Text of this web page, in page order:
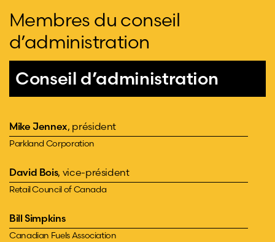
Membres du conseil
d’administration
Conseil d’administration
Mike Jennex, président
Parkland Corporation
David Bois, vice-président
Retail Council of Canada
Bill Simpkins
Canadian Fuels Association